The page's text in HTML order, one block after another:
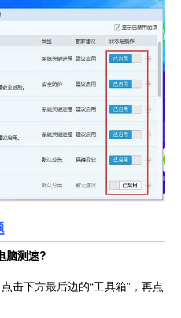
脑测速?
下方最后边的“工具箱”，再点